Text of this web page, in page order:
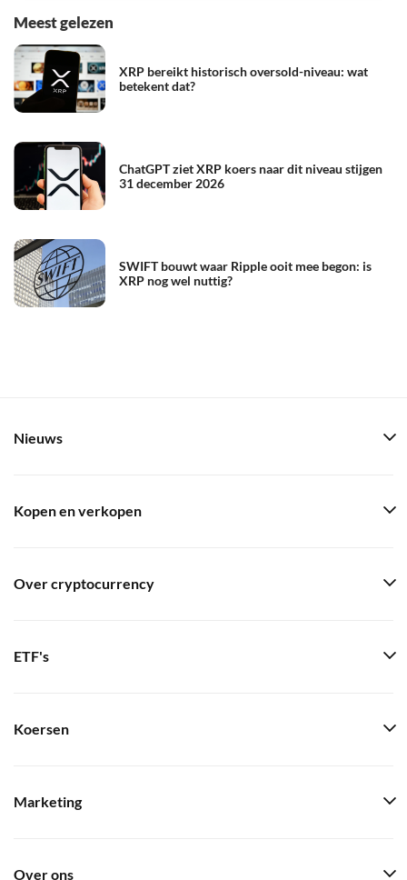
Meest gelezen
XRP bereikt historisch oversold-niveau: wat
betekent dat?
ChatGPT ziet XRP koers naar dit niveau stijgen
31 december 2026
SWIFT bouwt waar Ripple ooit mee begon: is
XRP nog wel nuttig?
Nieuws
Kopen en verkopen
Over cryptocurrency
ETF's
Koersen
Marketing
Over ons